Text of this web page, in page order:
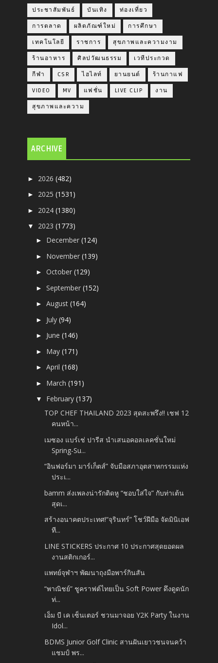
ประชาสัมพันธ์ บันเทิง ท่องเที่ยว
การตลาด ผลิตภัณฑ์ใหม่ การศึกษา
เทคโนโลยี ราชการ สุขภาพและความงาม
ร้านอาหาร ศิลปวัฒนธรรม เวทีประกวด
กีฬา CSR ไฮไลท์ ยานยนต์ ร้านกาแฟ
VIDEO MV แฟชั่น LIVE CLIP งาน
สุขภาพและความ
ARCHIVE
► 2026(482)
► 2025(1531)
► 2024(1380)
▼ 2023(1773)
► December(124)
► November(139)
►October(129)
►September(152)
►August(164)
► July(94)
► June(146)
► May(171)
►April(168)
► March(191)
▼ February(137)
TOP CHEF THAILAND 2023 สุดสะพรึง!! เชฟ 12
คนหน้า...
เมซอง แบร์เช่ ปารีส นำเสนอคอลเลคชั่นใหม่
Spring-Su...
“อินฟอร์มา มาร์เก็ตส์” จับมือสภาอุตสาหกรรมแห่ง
ประเ...
bamm ส่งเพลงน่ารักติดหู “ชอบใส่ใจ” กับท่าเต้น
สุดเ...
สร้างอนาคตประเทศ!“จุรินทร์” โชว์ฝีมือ จัดมินิเอฟ
ที...
LINE STICKERS ประกาศ 10 ประกาศสุดยอดผล
งานสติกเกอร์...
แพทย์จุฬาฯ พัฒนาถุงมือพาร์กินสัน
“พาณิชย์” ชูคราฟต์ไทยเป็น Soft Power ดึงดูดนัก
ท่...
เอ็ม บี เค เซ็นเตอร์ ชวนมาจอย Y2K Party ในงาน
Idol...
BDMS Junior Golf Clinic สานฝันเยาวชนจนคว้า
แชมป์ พร...